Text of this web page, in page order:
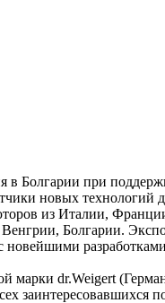
в Болгарии при
новых
из Италии,
Болгарии.
новейшими
марки dr.Weigert
заинтересовавшихся